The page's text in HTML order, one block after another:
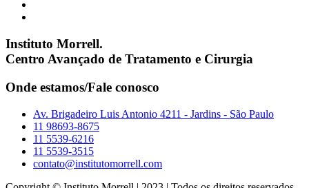
Instituto Morrell.
Centro Avançado de Tratamento e Cirurgia
Onde estamos/Fale conosco
Av. Brigadeiro Luis Antonio 4211 - Jardins - São Paulo
11 98693-8675
11 5539-6216
11 5539-3515
contato@institutomorrell.com